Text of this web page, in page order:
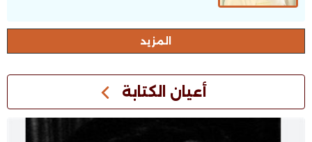
اﻟﻤﺰﻳﺪ
أعيان الكتابة